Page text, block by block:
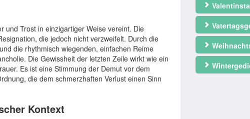
und Trost in einzigartiger Weise vereint. Die
die jedoch nicht verzweifelt. Durch die
die rhythmisch wiegenden, einfachen Reime
Die Gewissheit der letzten Zeile wirkt wie ein
Es ist eine Stimmung der Demut vor dem
die dem schmerzhaften Verlust einen Sinn
Kontext